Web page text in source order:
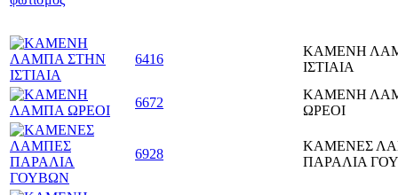
6416
ΚΑΜΕΝΗ
ΙΣΤΙΑΙΑ
6672
ΚΑΜΕΝΗ
ΩΡΕΟΙ
6928
ΚΑΜΕΝΕΣ
ΠΑΡΑΛΙΑ